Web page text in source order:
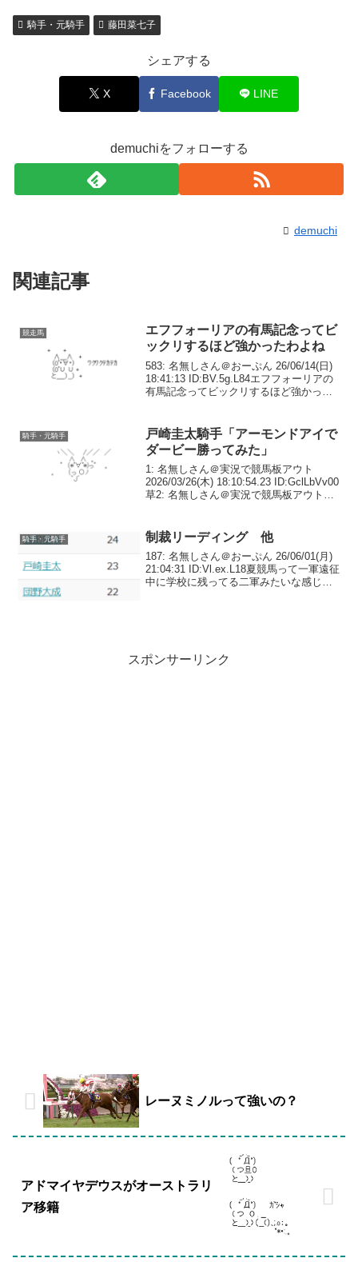
騎手・元騎手 藤田菜七子
シェアする
X Facebook LINE
demuchiをフォローする
demuchi
関連記事
競走馬
エフフォーリアの有馬記念ってビ
ックリするほど強かったわよね
583: 名無しさん＠おーぷん 26/06/14(日)
18:41:13 ID:BV.5g.L84エフフォーリアの
有馬記念ってビックリするほど強かった
騎手・元騎手
戸崎圭太騎手「アーモンドアイで
ダービー勝ってみた」
1: 名無しさん＠実況で競馬板アウト
2026/03/26(木) 18:10:54.23 ID:GclLbVv00
草2: 名無しさん＠実況で競馬板アウト
騎手・元騎手 制裁リーディング 他
187: 名無しさん＠おーぷん 26/06/01(月)
21:04:31 ID:Vl.ex.L18夏競馬って一軍遠征
中に学校に残ってる二軍みたいな感じす
スポンサーリンク
レーヌミノルって強いの？
アドマイヤデウスがオーストラリ
ア移籍